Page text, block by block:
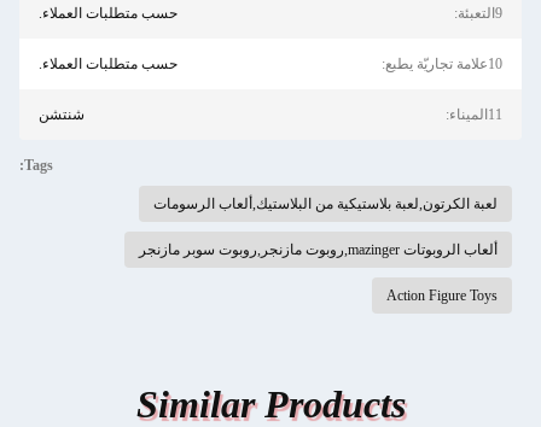
9التعبئة: حسب متطلبات العملاء.
10علامة تجاريّة يطبع: حسب متطلبات العملاء.
11الميناء: شنتشن
Tags:
لعبة الكرتون,لعبة بلاستيكية من البلاستيك,ألعاب الرسومات
ألعاب الروبوتات mazinger,روبوت مازنجر,روبوت سوبر مازنجر
Action Figure Toys
Similar Products